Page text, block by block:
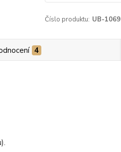
Číslo produktu: UB-1069
4